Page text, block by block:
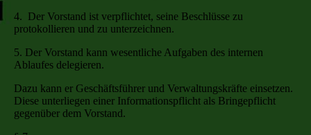
4. Der Vorstand ist verpflichtet, seine Beschlüsse zu
protokollieren und zu unterzeichnen.
5. Der Vorstand kann wesentliche Aufgaben des internen
Ablaufes delegieren.
Dazu kann er Geschäftsführer und Verwaltungskräfte einsetzen.
Diese unterliegen einer Informationspflicht als Bringepflicht
gegenüber dem Vorstand.